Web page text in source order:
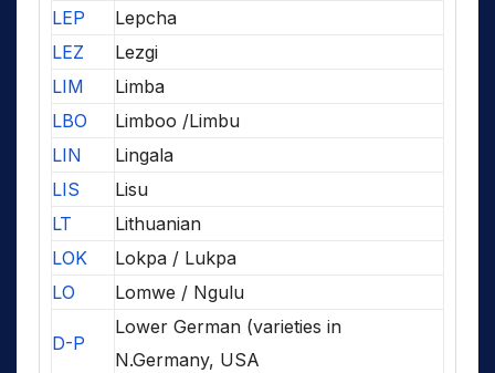
LEP
Lepcha
LEZ
Lezgi
LIM
Limba
LBO
Limboo /Limbu
LIN
Lingala
LIS
Lisu
LT
Lithuanian
LOK
Lokpa / Lukpa
LO
Lomwe / Ngulu
D-P
Lower German (varieties in
N.Germany, USA